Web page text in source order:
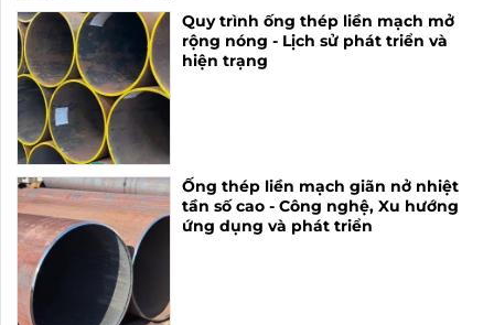
Quy trình ống thép liền mạch mở
rộng nóng - Lịch sử phát triển và
hiện trạng
Ống thép liền mạch giãn nở nhiệt
tần số cao - Công nghệ, Xu hướng
ứng dụng và phát triển